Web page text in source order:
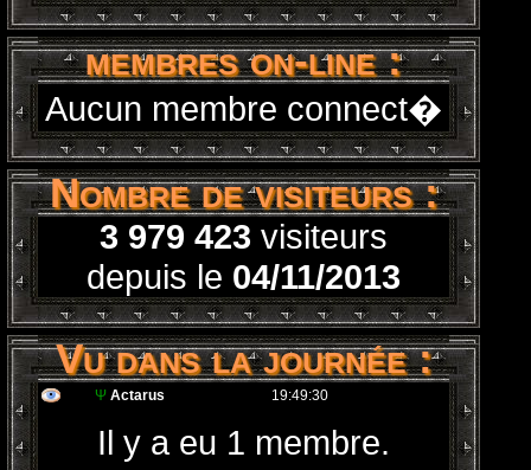
membres on-line :
Aucun membre connect�
Nombre de visiteurs :
3 979 423 visiteurs
depuis le 04/11/2013
Vu dans la journée :
Ψ Actarus 19:49:30
Il y a eu 1 membre.